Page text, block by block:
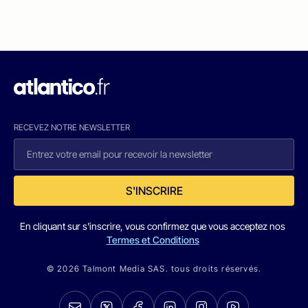
RECEVEZ NOTRE NEWSLETTER
S'INSCRIRE
En cliquant sur s'inscrire, vous confirmez que vous acceptez nos
Termes et Conditions
© 2026 Talmont Media SAS. tous droits réservés.